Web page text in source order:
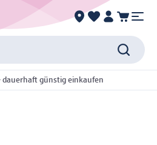
dauerhaft günstig einkaufen